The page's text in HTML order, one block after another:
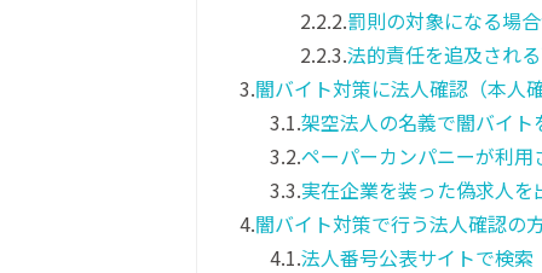
2.2.2.罰則の対象になる場
2.2.3.法的責任を追及され
3.闇バイト対策に法人確認（本人
3.1.架空法人の名義で闇バイ
3.2.ペーパーカンパニーが利
3.3.実在企業を装った偽求人
4.闇バイト対策で行う法人確認の
4.1.法人番号公表サイトで検索